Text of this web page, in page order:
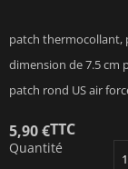
patch thermocollant,
dimension de 7.5 cm
patch rond US air
5,90 €TTC
Quantité